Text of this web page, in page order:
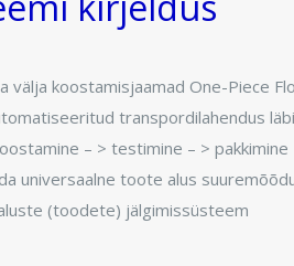
välja koostamisjaamad One-Piece
transpordilahendus
– > testimine – > pakkimine
universaalne toote alus
(toodete) jälgimissüsteem